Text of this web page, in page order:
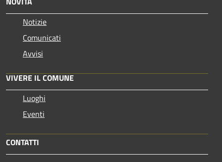
Notizie
Comunicati
Avvisi
VIVERE IL COMUNE
Luoghi
Eventi
CONTATTI